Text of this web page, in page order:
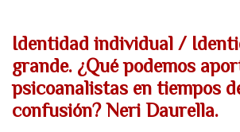
Identidad individual /
grande. ¿Qué podemos
psicoanalistas en tiempos
confusión? Neri Daurella.